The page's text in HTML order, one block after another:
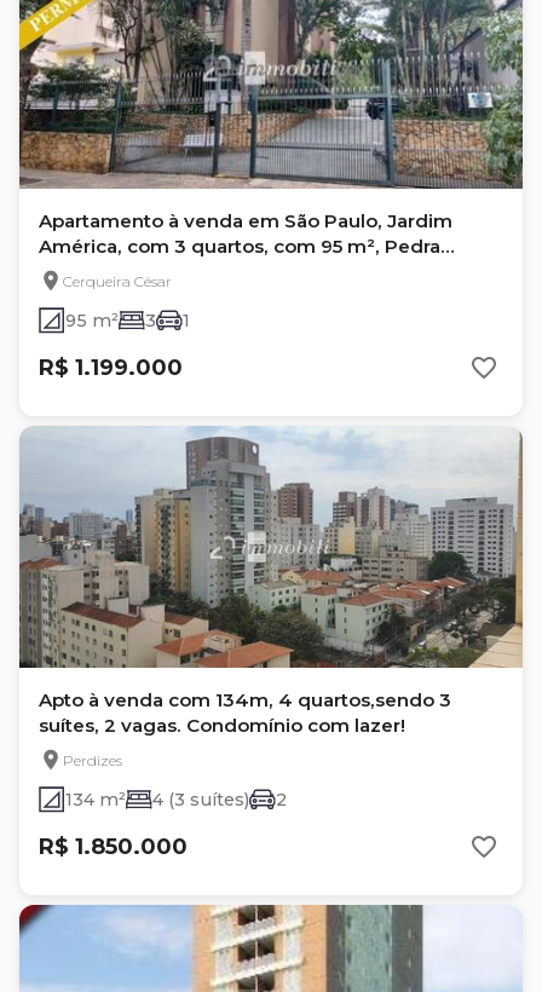
Apartamento à venda em São Paulo, Jardim
América, com 3 quartos, com 95 m², Pedra
Branca
Cerqueira César
95 m² 3 1
R$ 1.199.000
Apto à venda com 134m, 4 quartos,sendo 3
suítes, 2 vagas. Condomínio com lazer!
Perdizes
134 m² 4 (3 suítes) 2
R$ 1.850.000